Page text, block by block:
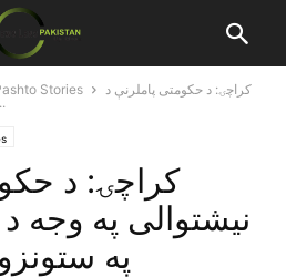
Stories
کراچۍ: د حکومتى پاملرنې د
نيشتوالى په
کراچۍ: د
نيشتوالى په وجه
په